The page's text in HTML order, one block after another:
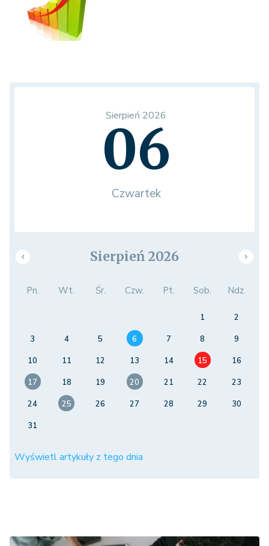
Sierpień 2026
06
Czwartek
Sierpień 2026
Pn. Wt. Śr. Czw. Pt. Sob. Ndz.
1
2
3
4 5 6 7 8
9
10
11 12 13 14 15
16
17
18 19 20 21 22
23
24
25 26 27 28 29
30
31
Wyświetl artykuły z tego dnia